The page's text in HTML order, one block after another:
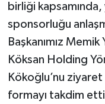
birliği
sponsorluğu
Başkanımız
Köksan Holding
Kökoğlu’nu
formayı takdim